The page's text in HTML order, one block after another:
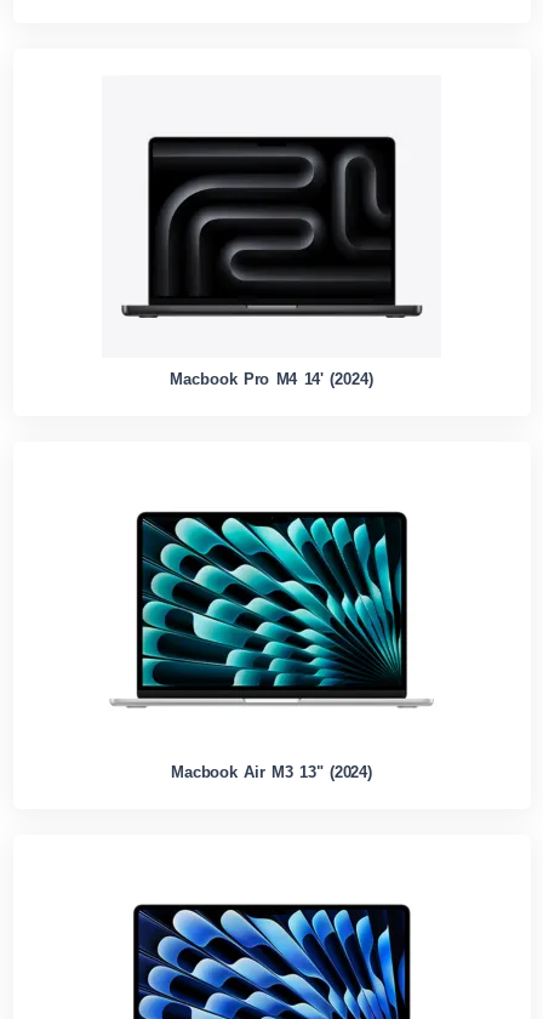
Macbook Pro M4 14' (2024)
Macbook Air M3 13" (2024)